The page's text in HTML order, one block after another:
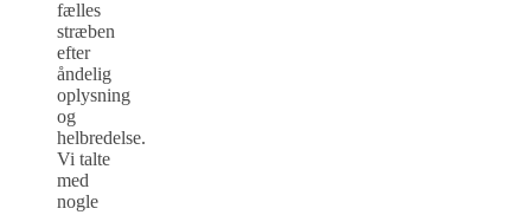
fælles
stræben
efter
åndelig
oplysning
og
helbredelse.
Vi talte
med
nogle